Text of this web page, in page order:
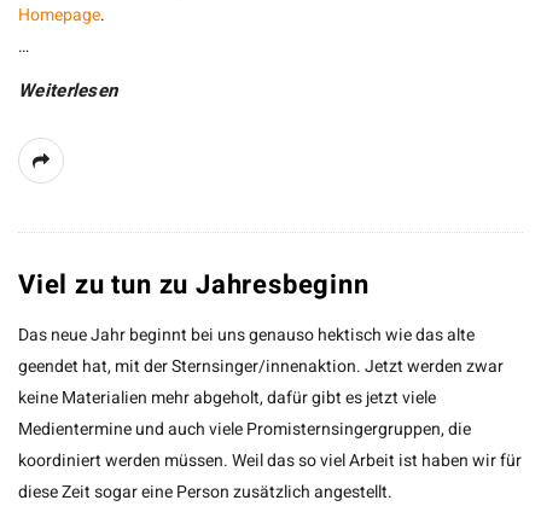
Homepage.
…
Weiterlesen
Viel zu tun zu Jahresbeginn
Das neue Jahr beginnt bei uns genauso hektisch wie das alte
geendet hat, mit der Sternsinger/innenaktion. Jetzt werden zwar
keine Materialien mehr abgeholt, dafür gibt es jetzt viele
Medientermine und auch viele Promisternsingergruppen, die
koordiniert werden müssen. Weil das so viel Arbeit ist haben wir für
diese Zeit sogar eine Person zusätzlich angestellt.